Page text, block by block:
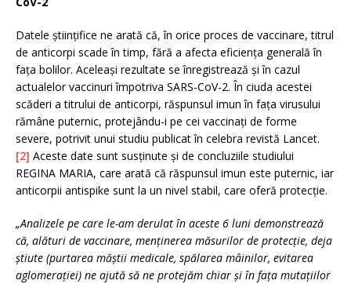
Datele științifice ne arată că, în orice proces de vaccinare, titrul
de anticorpi scade în timp, fără a afecta eficiența generală în
fața bolilor. Aceleași rezultate se înregistrează și în cazul
actualelor vaccinuri împotriva SARS-CoV-2. În ciuda acestei
scăderi a titrului de anticorpi, răspunsul imun în fața virusului
rămâne puternic, protejându-i pe cei vaccinați de forme
severe, potrivit unui studiu publicat în celebra revistă Lancet.
[2] Aceste date sunt susținute și de concluziile studiului
REGINA MARIA, care arată că răspunsul imun este puternic, iar
anticorpii antispike sunt la un nivel stabil, care oferă protecție.
„Analizele pe care le-am derulat în aceste 6 luni demonstrează
că, alături de vaccinare, menținerea măsurilor de protecție, deja
știute (purtarea măștii medicale, spălarea mâinilor, evitarea
aglomerației) ne ajută să ne protejăm chiar și în fața mutațiilor